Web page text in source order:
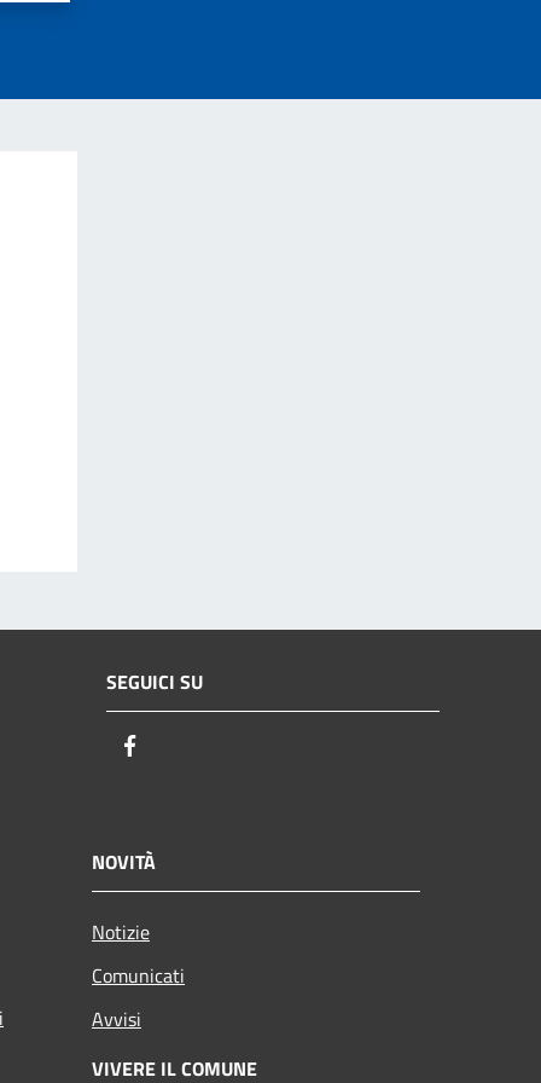
SEGUICI SU
NOVITÀ
Notizie
Comunicati
Avvisi
VIVERE IL COMUNE